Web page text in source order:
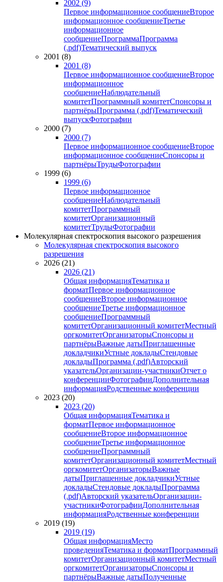
2002 (9)
Первое информационное сообщениеВторое
информационное сообщениеТретье
информационное
сообщениеПрограммаПрограмма
(.pdf)Тематический выпуск
2001 (8)
2001 (8)
Первое информационное сообщениеВторое
информационное
сообщениеНаблюдательный
комитетПрограммный комитетСпонсоры и
партнёрыПрограмма (.pdf)Тематический
выпускФотографии
2000 (7)
2000 (7)
Первое информационное сообщениеВторое
информационное сообщениеСпонсоры и
партнёрыТрудыФотографии
1999 (6)
1999 (6)
Первое информационное
сообщениеНаблюдательный
комитетПрограммный
комитетОрганизационный
комитетТрудыФотографии
Молекулярная спектроскопия высокого разрешения
Молекулярная спектроскопия высокого
разрешения
2026 (21)
2026 (21)
Общая информацияТематика и
форматПервое информационное
сообщениеВторое информационное
сообщениеТретье информационное
сообщениеПрограммный
комитетОрганизационный комитетМестный
оргкомитетОрганизаторыСпонсоры и
партнёрыВажные датыПриглашенные
докладчикиУстные докладыСтендовые
докладыПрограмма (.pdf)Авторский
указательОрганизации-участникиОтчет о
конференцииФотографииДополнительная
информацияРодственные конференции
2023 (20)
2023 (20)
Общая информацияТематика и
форматПервое информационное
сообщениеВторое информационное
сообщениеТретье информационное
сообщениеПрограммный
комитетОрганизационный комитетМестный
оргкомитетОрганизаторыВажные
датыПриглашенные докладчикиУстные
докладыСтендовые докладыПрограмма
(.pdf)Авторский указательОрганизации-
участникиФотографииДополнительная
информацияРодственные конференции
2019 (19)
2019 (19)
Общая информацияМесто
проведенияТематика и форматПрограммный
комитетОрганизационный комитетМестный
оргкомитетОрганизаторыСпонсоры и
партнёрыВажные датыПолученные